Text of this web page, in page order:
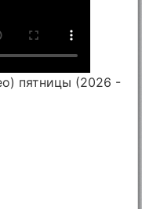
пятницы (2026 -